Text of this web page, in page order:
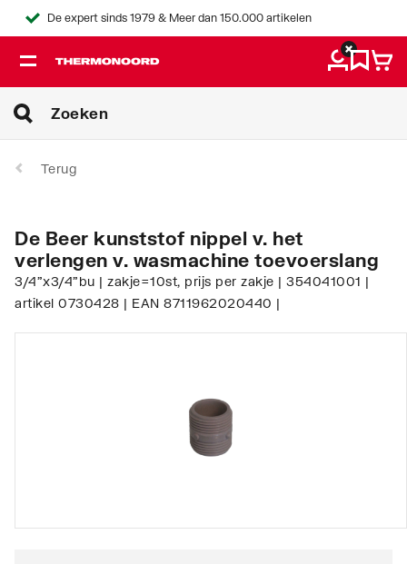
De expert sinds 1979 & Meer dan 150.000 artikelen
Terug
De Beer kunststof nippel v. het
verlengen v. wasmachine toevoerslang
3/4"x3/4"bu | zakje=10st, prijs per zakje | 354041001 |
artikel 0730428 | EAN 8711962020440 |